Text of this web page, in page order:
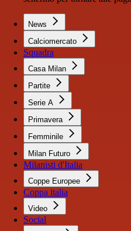
News
Calciomercato
Squadra
Casa Milan
Partite
Serie A
Primavera
Femminile
Milan Futuro
Milanisti d'Italia
Coppe Europee
Coppa italia
Video
Social